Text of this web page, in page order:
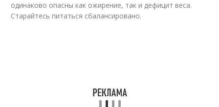
одинаково опасны как ожирение, так и дефицит веса.
Старайтесь питаться сбалансировано.